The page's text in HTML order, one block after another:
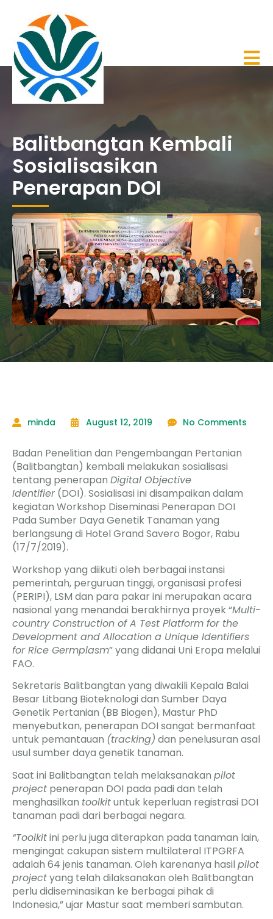
Balitbangtan Kembali
Sosialisasikan
Penerapan DOI
minda August 12, 2019 No Comments
Badan Penelitian dan Pengembangan Pertanian
(Balitbangtan) kembali melakukan sosialisasi
tentang penerapan Digital Objective
Identifier(DOI). Sosialisasi ini disampaikan dalam
kegiatan Workshop Diseminasi Penerapan DOI
Pada Sumber Daya Genetik Tanaman yang
berlangsung di Hotel Grand Savero Bogor, Rabu
(17/7/2019).
Workshop yang diikuti oleh berbagai instansi
pemerintah, perguruan tinggi, organisasi profesi
(PERIPI), LSM dan para pakar ini merupakan acara
nasional yang menandai berakhirnya proyek “Multi-
country Construction of A Test Platform for the
Development and Allocation a Unique Identifiers
for Rice Germplasm” yang didanai Uni Eropa melalui
FAO.
Sekretaris Balitbangtan yang diwakili Kepala Balai
Besar Litbang Bioteknologi dan Sumber Daya
Genetik Pertanian (BB Biogen), Mastur PhD
menyebutkan, penerapan DOI sangat bermanfaat
untuk pemantauan (tracking) dan penelusuran asal
usul sumber daya genetik tanaman.
Saat ini Balitbangtan telah melaksanakan pilot
project penerapan DOI pada padi dan telah
menghasilkan toolkituntuk keperluan registrasi DOI
tanaman padi dari berbagai negara.
“Toolkitini perlu juga diterapkan pada tanaman lain,
mengingat cakupan sistem multilateral ITPGRFA
adalah 64 jenis tanaman. Oleh karenanya hasil pilot
projectyang telah dilaksanakan oleh Balitbangtan
perlu didiseminasikan ke berbagai pihak di
Indonesia,” ujar Mastur saat memberi sambutan.